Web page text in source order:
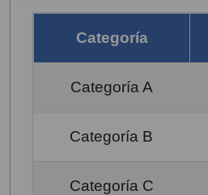
Categoría
Categoría A
Categoría B
Categoría C